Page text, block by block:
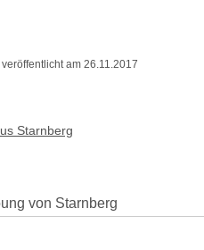
am 26.11.2017
Starnberg
von Starnberg